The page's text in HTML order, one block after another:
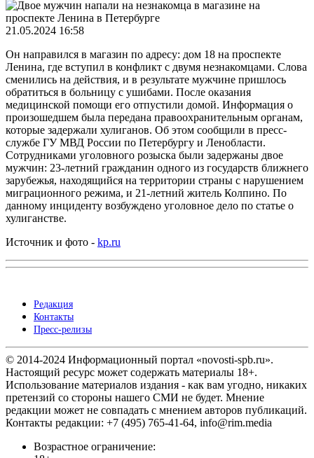
21.05.2024 16:58
Он направился в магазин по адресу: дом 18 на проспекте
Ленина, где вступил в конфликт с двумя незнакомцами. Слова
сменились на действия, и в результате мужчине пришлось
обратиться в больницу с ушибами. После оказания
медицинской помощи его отпустили домой. Информация о
произошедшем была передана правоохранительным органам,
которые задержали хулиганов. Об этом сообщили в пресс-
службе ГУ МВД России по Петербургу и Ленобласти.
Сотрудниками уголовного розыска были задержаны двое
мужчин: 23-летний гражданин одного из государств ближнего
зарубежья, находящийся на территории страны с нарушением
миграционного режима, и 21-летний житель Колпино. По
данному инциденту возбуждено уголовное дело по статье о
хулиганстве.
Источник и фото - kp.ru
Редакция
Контакты
Пресс-релизы
© 2014-2024 Информационный портал «novosti-spb.ru».
Настоящий ресурс может содержать материалы 18+.
Использование материалов издания - как вам угодно, никаких
претензий со стороны нашего СМИ не будет. Мнение
редакции может не совпадать с мнением авторов публикаций.
Контакты редакции: +7 (495) 765-41-64, info@rim.media
Возрастное ограничение: